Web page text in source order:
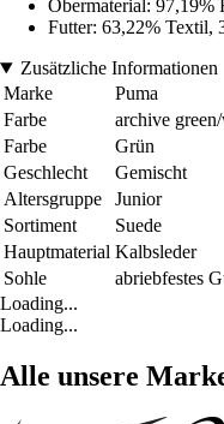
Obermaterial: 97,19%
Futter: 63,22% Textil,
Zusätzliche Informationen
Marke
Puma
Farbe
archive
Farbe
Grün
Geschlecht
Gemischt
Altersgruppe
Junior
Sortiment
Suede
Hauptmaterial Kalbsleder
Sohle
abriebfestes
Loading...
Loading...
Alle unsere